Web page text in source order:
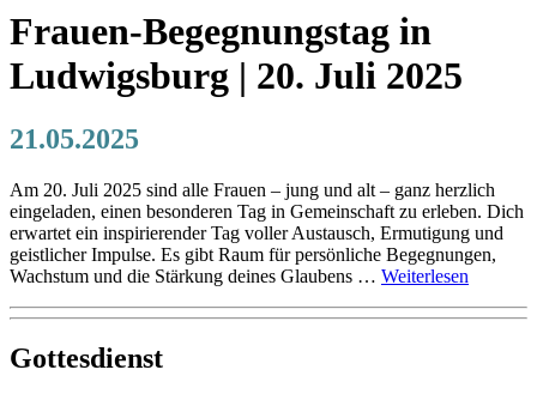
Frauen-Begegnungstag in
Ludwigsburg | 20. Juli 2025
21.05.2025
Am 20. Juli 2025 sind alle Frauen – jung und alt – ganz herzlich
eingeladen, einen besonderen Tag in Gemeinschaft zu erleben. Dich
erwartet ein inspirierender Tag voller Austausch, Ermutigung und
geistlicher Impulse. Es gibt Raum für persönliche Begegnungen,
Wachstum und die Stärkung deines Glaubens … Weiterlesen
Gottesdienst